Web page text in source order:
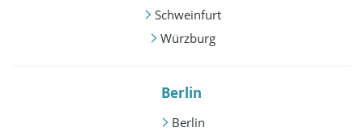
Schweinfurt
Würzburg
Berlin
Berlin